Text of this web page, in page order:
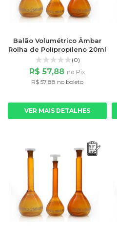
Balão Volumétrico Âmbar
Rolha de Polipropileno 20ml
(0)
R$ 57,88 no Pix
R$ 57,88 no boleto
VER MAIS DETALHES